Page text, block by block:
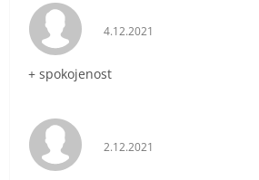
Hodnocení obchodu je 5 z
4.12.2021
+ spokojenost
Hodnocení obchodu je 5 z
2.12.2021